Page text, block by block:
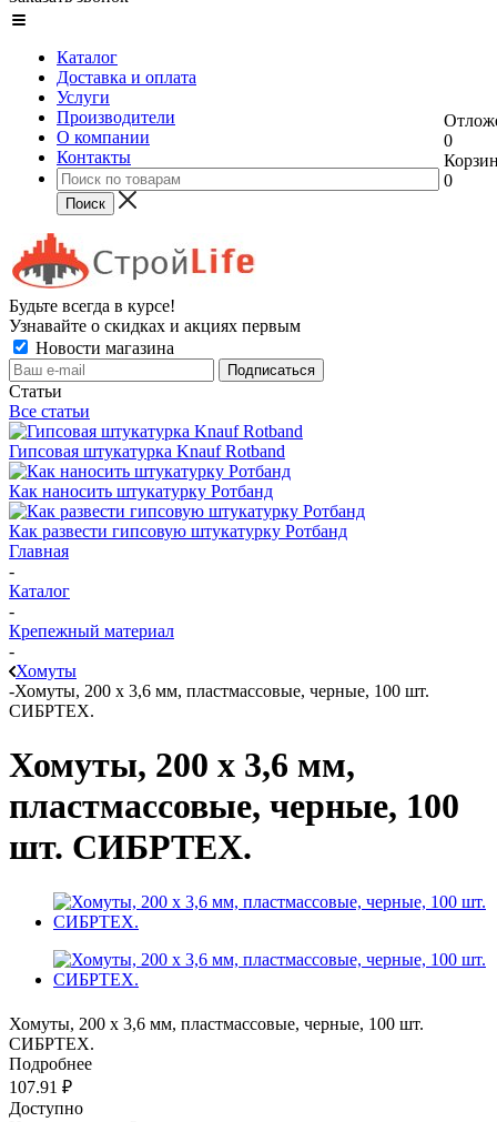
Каталог
Доставка и оплата
Услуги
Производители
О компании
Контакты
0
0
Будьте всегда в курсе!
Узнавайте о скидках и акциях первым
Новости магазина
Статьи
Все статьи
Гипсовая штукатурка Knauf Rotband
Как наносить штукатурку Ротбанд
Как развести гипсовую штукатурку Ротбанд
Главная
-
Каталог
-
Крепежный материал
-
Хомуты
-Хомуты, 200 х 3,6 мм, пластмассовые, черные, 100 шт.
СИБРТЕХ.
Хомуты, 200 х 3,6 мм,
пластмассовые, черные, 100
шт. СИБРТЕХ.
Хомуты, 200 х 3,6 мм, пластмассовые, черные, 100 шт.
СИБРТЕХ.
Подробнее
107.91 ₽
Доступно